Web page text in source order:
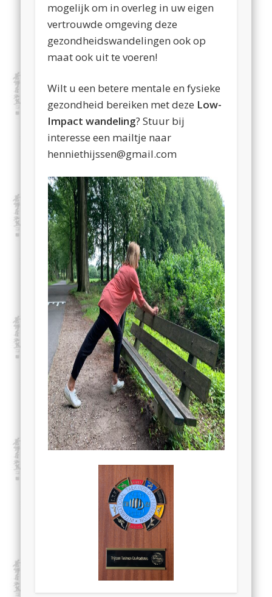
mogelijk om in overleg in uw eigen
vertrouwde omgeving deze
gezondheidswandelingen ook op
maat ook uit te voeren!
Wilt u een betere mentale en fysieke
gezondheid bereiken met deze Low-
Impact wandeling? Stuur bij
interesse een mailtje naar
henniethijssen@gmail.com